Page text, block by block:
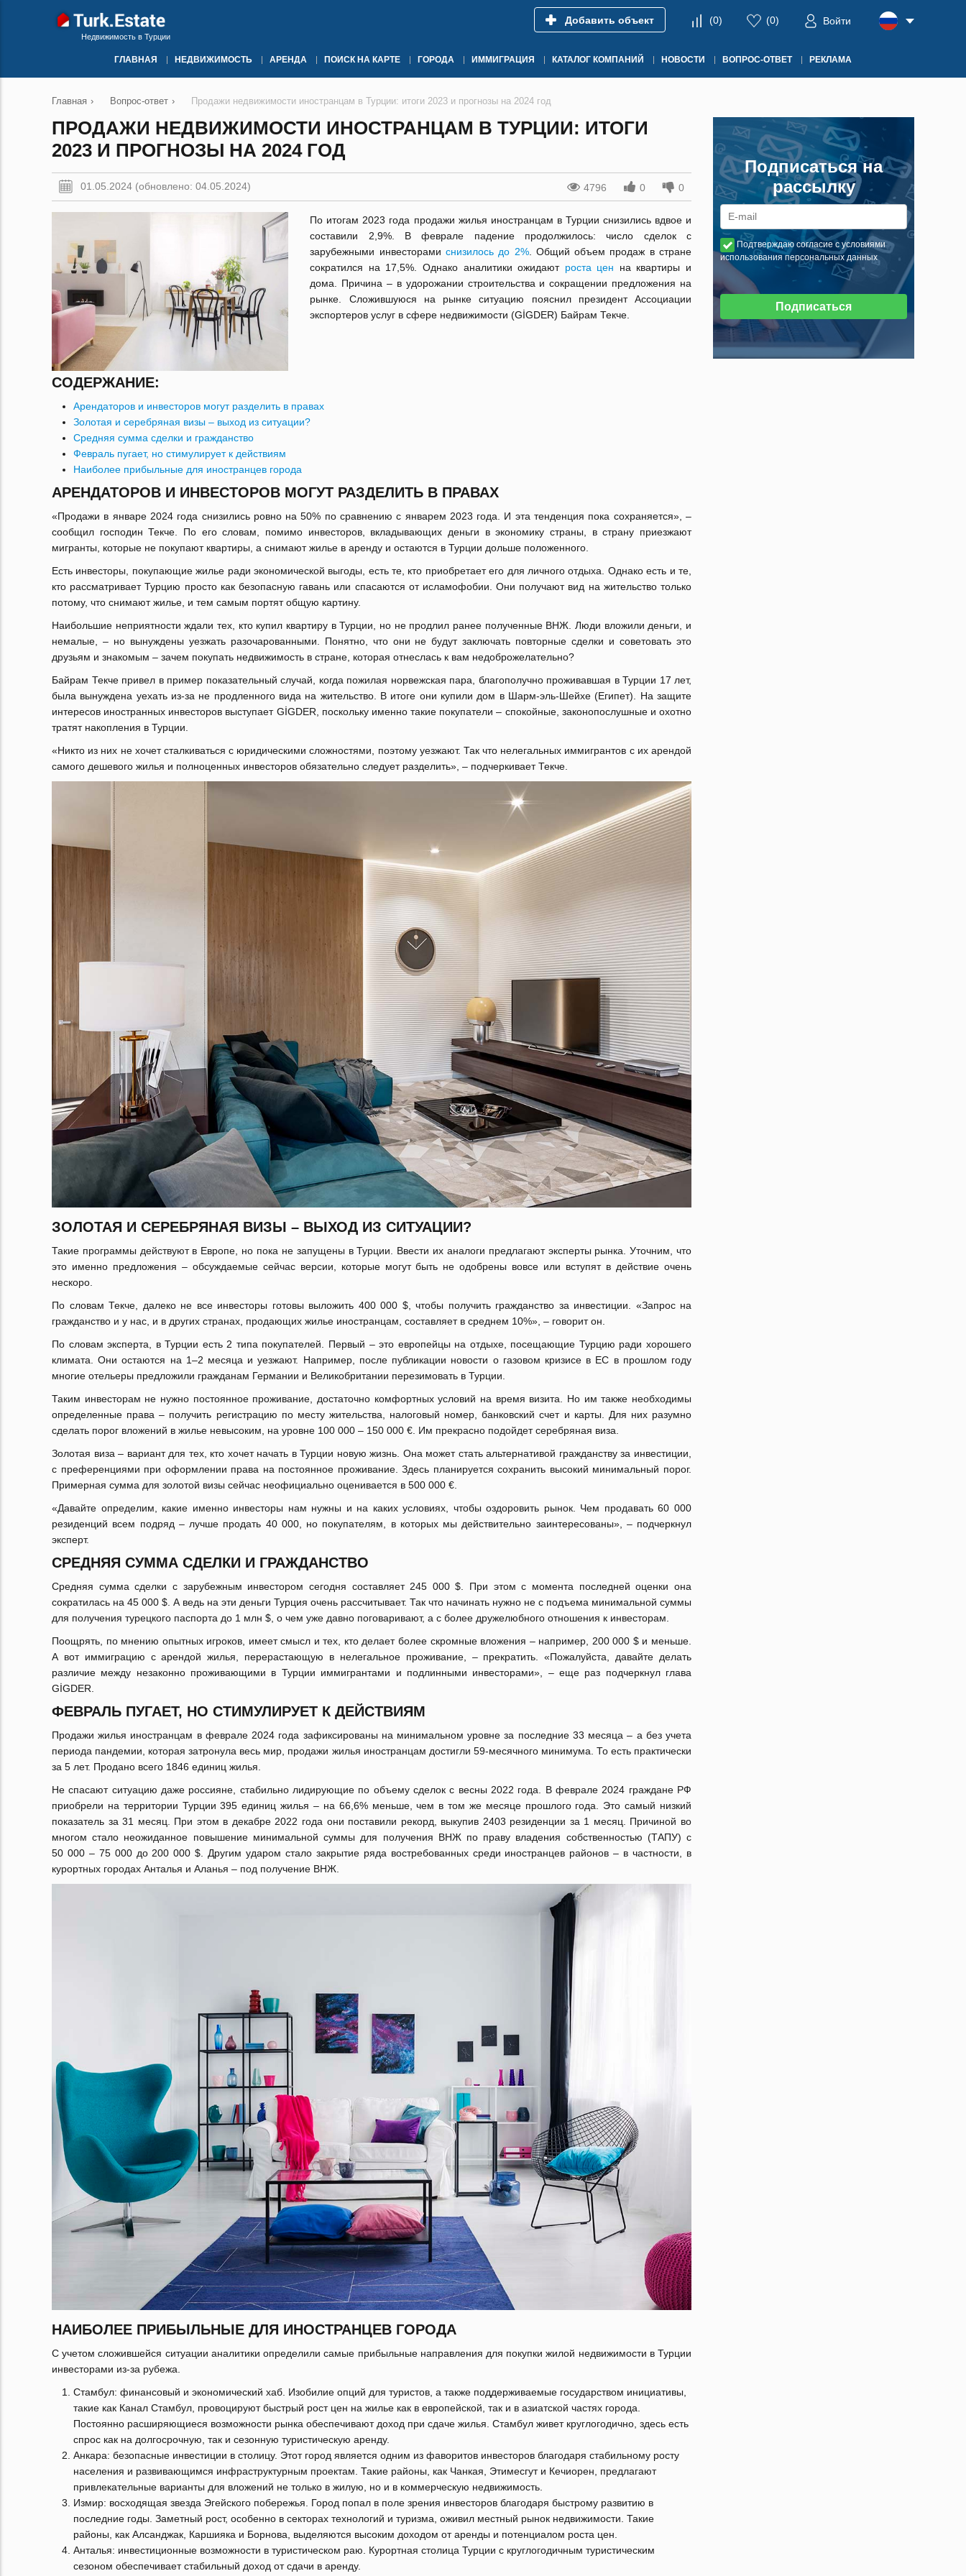
Недвижимость в Турции
Добавить объект (0) (0) Войти
ГЛАВНАЯ НЕДВИЖИМОСТЬ АРЕНДА ПОИСК НА КАРТЕ ГОРОДА ИММИГРАЦИЯ КАТАЛОГ КОМПАНИЙ НОВОСТИ ВОПРОС-ОТВЕТ РЕКЛАМА
Главная › Вопрос-ответ › Продажи недвижимости иностранцам в Турции: итоги 2023 и прогнозы на 2024 год
ПРОДАЖИ НЕДВИЖИМОСТИ ИНОСТРАНЦАМ В ТУРЦИИ: ИТОГИ
2023 И ПРОГНОЗЫ НА 2024 ГОД
01.05.2024 (обновлено: 04.05.2024) 4796 0 0
По итогам 2023 года продажи жилья иностранцам в Турции снизились вдвое и
составили 2,9%. В феврале падение продолжилось: число сделок с
зарубежными инвесторами снизилось до 2%. Общий объем продаж в стране
сократился на 17,5%. Однако аналитики ожидают роста цен на квартиры и
дома. Причина – в удорожании строительства и сокращении предложения на
рынке. Сложившуюся на рынке ситуацию пояснил президент Ассоциации
экспортеров услуг в сфере недвижимости (GİGDER) Байрам Текче.
СОДЕРЖАНИЕ:
Арендаторов и инвесторов могут разделить в правах
Золотая и серебряная визы – выход из ситуации?
Средняя сумма сделки и гражданство
Февраль пугает, но стимулирует к действиям
Наиболее прибыльные для иностранцев города
АРЕНДАТОРОВ И ИНВЕСТОРОВ МОГУТ РАЗДЕЛИТЬ В ПРАВАХ
«Продажи в январе 2024 года снизились ровно на 50% по сравнению с январем 2023 года. И эта тенденция пока сохраняется», –
сообщил господин Текче. По его словам, помимо инвесторов, вкладывающих деньги в экономику страны, в страну приезжают
мигранты, которые не покупают квартиры, а снимают жилье в аренду и остаются в Турции дольше положенного.
Есть инвесторы, покупающие жилье ради экономической выгоды, есть те, кто приобретает его для личного отдыха. Однако есть и те,
кто рассматривает Турцию просто как безопасную гавань или спасаются от исламофобии. Они получают вид на жительство только
потому, что снимают жилье, и тем самым портят общую картину.
Наибольшие неприятности ждали тех, кто купил квартиру в Турции, но не продлил ранее полученные ВНЖ. Люди вложили деньги, и
немалые, – но вынуждены уезжать разочарованными. Понятно, что они не будут заключать повторные сделки и советовать это
друзьям и знакомым – зачем покупать недвижимость в стране, которая отнеслась к вам недоброжелательно?
Байрам Текче привел в пример показательный случай, когда пожилая норвежская пара, благополучно проживавшая в Турции 17 лет,
была вынуждена уехать из-за не продленного вида на жительство. В итоге они купили дом в Шарм-эль-Шейхе (Египет). На защите
интересов иностранных инвесторов выступает GİGDER, поскольку именно такие покупатели – спокойные, законопослушные и охотно
тратят накопления в Турции.
«Никто из них не хочет сталкиваться с юридическими сложностями, поэтому уезжают. Так что нелегальных иммигрантов с их арендой
самого дешевого жилья и полноценных инвесторов обязательно следует разделить», – подчеркивает Текче.
ЗОЛОТАЯ И СЕРЕБРЯНАЯ ВИЗЫ – ВЫХОД ИЗ СИТУАЦИИ?
Такие программы действуют в Европе, но пока не запущены в Турции. Ввести их аналоги предлагают эксперты рынка. Уточним, что
это именно предложения – обсуждаемые сейчас версии, которые могут быть не одобрены вовсе или вступят в действие очень
нескоро.
По словам Текче, далеко не все инвесторы готовы выложить 400 000 $, чтобы получить гражданство за инвестиции. «Запрос на
гражданство и у нас, и в других странах, продающих жилье иностранцам, составляет в среднем 10%», – говорит он.
По словам эксперта, в Турции есть 2 типа покупателей. Первый – это европейцы на отдыхе, посещающие Турцию ради хорошего
климата. Они остаются на 1–2 месяца и уезжают. Например, после публикации новости о газовом кризисе в ЕС в прошлом году
многие отельеры предложили гражданам Германии и Великобритании перезимовать в Турции.
Таким инвесторам не нужно постоянное проживание, достаточно комфортных условий на время визита. Но им также необходимы
определенные права – получить регистрацию по месту жительства, налоговый номер, банковский счет и карты. Для них разумно
сделать порог вложений в жилье невысоким, на уровне 100 000 – 150 000 €. Им прекрасно подойдет серебряная виза.
Золотая виза – вариант для тех, кто хочет начать в Турции новую жизнь. Она может стать альтернативой гражданству за инвестиции,
с преференциями при оформлении права на постоянное проживание. Здесь планируется сохранить высокий минимальный порог.
Примерная сумма для золотой визы сейчас неофициально оценивается в 500 000 €.
«Давайте определим, какие именно инвесторы нам нужны и на каких условиях, чтобы оздоровить рынок. Чем продавать 60 000
резиденций всем подряд – лучше продать 40 000, но покупателям, в которых мы действительно заинтересованы», – подчеркнул
эксперт.
СРЕДНЯЯ СУММА СДЕЛКИ И ГРАЖДАНСТВО
Средняя сумма сделки с зарубежным инвестором сегодня составляет 245 000 $. При этом с момента последней оценки она
сократилась на 45 000 $. А ведь на эти деньги Турция очень рассчитывает. Так что начинать нужно не с подъема минимальной суммы
для получения турецкого паспорта до 1 млн $, о чем уже давно поговаривают, а с более дружелюбного отношения к инвесторам.
Поощрять, по мнению опытных игроков, имеет смысл и тех, кто делает более скромные вложения – например, 200 000 $ и меньше.
А вот иммиграцию с арендой жилья, перерастающую в нелегальное проживание, – прекратить. «Пожалуйста, давайте делать
различие между незаконно проживающими в Турции иммигрантами и подлинными инвесторами», – еще раз подчеркнул глава
GİGDER.
ФЕВРАЛЬ ПУГАЕТ, НО СТИМУЛИРУЕТ К ДЕЙСТВИЯМ
Продажи жилья иностранцам в феврале 2024 года зафиксированы на минимальном уровне за последние 33 месяца – а без учета
периода пандемии, которая затронула весь мир, продажи жилья иностранцам достигли 59-месячного минимума. То есть практически
за 5 лет. Продано всего 1846 единиц жилья.
Не спасают ситуацию даже россияне, стабильно лидирующие по объему сделок с весны 2022 года. В феврале 2024 граждане РФ
приобрели на территории Турции 395 единиц жилья – на 66,6% меньше, чем в том же месяце прошлого года. Это самый низкий
показатель за 31 месяц. При этом в декабре 2022 года они поставили рекорд, выкупив 2403 резиденции за 1 месяц. Причиной во
многом стало неожиданное повышение минимальной суммы для получения ВНЖ по праву владения собственностью (ТАПУ) с
50 000 – 75 000 до 200 000 $. Другим ударом стало закрытие ряда востребованных среди иностранцев районов – в частности, в
курортных городах Анталья и Аланья – под получение ВНЖ.
НАИБОЛЕЕ ПРИБЫЛЬНЫЕ ДЛЯ ИНОСТРАНЦЕВ ГОРОДА
С учетом сложившейся ситуации аналитики определили самые прибыльные направления для покупки жилой недвижимости в Турции
инвесторами из-за рубежа.
Стамбул: финансовый и экономический хаб. Изобилие опций для туристов, а также поддерживаемые государством инициативы,
такие как Канал Стамбул, провоцируют быстрый рост цен на жилье как в европейской, так и в азиатской частях города.
Постоянно расширяющиеся возможности рынка обеспечивают доход при сдаче жилья. Стамбул живет круглогодично, здесь есть
спрос как на долгосрочную, так и сезонную туристическую аренду.
Анкара: безопасные инвестиции в столицу. Этот город является одним из фаворитов инвесторов благодаря стабильному росту
населения и развивающимся инфраструктурным проектам. Такие районы, как Чанкая, Этимесгут и Кечиорен, предлагают
привлекательные варианты для вложений не только в жилую, но и в коммерческую недвижимость.
Измир: восходящая звезда Эгейского побережья. Город попал в поле зрения инвесторов благодаря быстрому развитию в
последние годы. Заметный рост, особенно в секторах технологий и туризма, оживил местный рынок недвижимости. Такие
районы, как Алсанджак, Каршияка и Борнова, выделяются высоким доходом от аренды и потенциалом роста цен.
Анталья: инвестиционные возможности в туристическом раю. Курортная столица Турции с круглогодичным туристическим
сезоном обеспечивает стабильный доход от сдачи в аренду.
Подписаться на
рассылку
Подтверждаю согласие с условиями
использования персональных данных
Подписаться